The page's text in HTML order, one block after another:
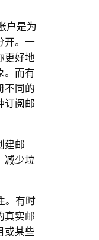
户是为
开。一
更好地
。而有
不同的
订阅邮
建邮
减少垃
。有时
真实邮
或某些